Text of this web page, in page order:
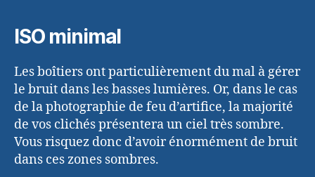
ISO minimal
Les boîtiers ont particulièrement du mal à gérer
le bruit dans les basses lumières. Or, dans le cas
de la photographie de feu d’artifice, la majorité
de vos clichés présentera un ciel très sombre.
Vous risquez donc d’avoir énormément de bruit
dans ces zones sombres.